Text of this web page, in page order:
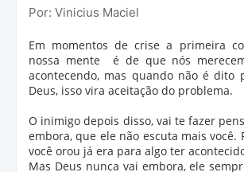
Por: Vinicius Maciel
Em momentos de crise a primeira
nossa mente é de que nós
acontecendo, mas quando não é dito
Deus, isso vira aceitação do problema.
O inimigo depois disso, vai te fazer
embora, que ele não escuta mais você.
você orou já era para algo ter
Mas Deus nunca vai embora, ele